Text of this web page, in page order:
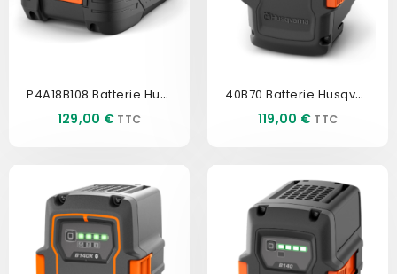
P4A18B108 Batterie Husqvarna
Prix
129,00 €
40B70 Batterie Husqvarna
Prix
119,00 €